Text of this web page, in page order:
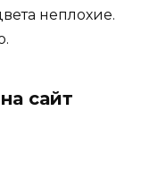
неплохие.
сайт